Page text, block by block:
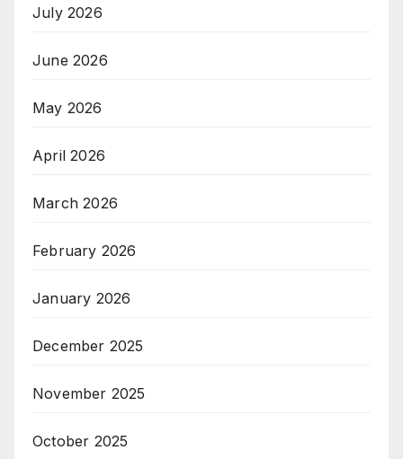
July 2026
June 2026
May 2026
April 2026
March 2026
February 2026
January 2026
December 2025
November 2025
October 2025